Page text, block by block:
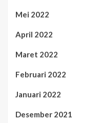
Mei 2022
April 2022
Maret 2022
Februari 2022
Januari 2022
Desember 2021